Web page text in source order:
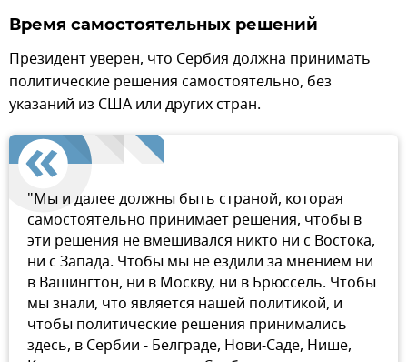
Время самостоятельных решений
Президент уверен, что Сербия должна принимать
политические решения самостоятельно, без
указаний из США или других стран.
"Мы и далее должны быть страной, которая
самостоятельно принимает решения, чтобы в
эти решения не вмешивался никто ни с Востока,
ни с Запада. Чтобы мы не ездили за мнением ни
в Вашингтон, ни в Москву, ни в Брюссель. Чтобы
мы знали, что является нашей политикой, и
чтобы политические решения принимались
здесь, в Сербии - Белграде, Нови-Саде, Нише,